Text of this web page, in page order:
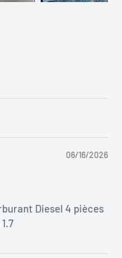
06/16/2026
Diesel 4 pièces